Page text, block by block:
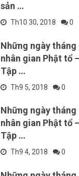
sản …
Th10 30, 2018 0
Những ngày tháng
nhân gian Phật tổ –
Tập …
Th9 5, 2018 0
Những ngày tháng
nhân gian Phật tổ –
Tập …
Th9 4, 2018 0